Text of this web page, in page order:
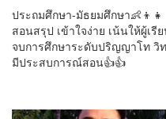
ประถมศึกษา-มัธยมศึกษา👶👦👧
สอนสรุป เข้าใจง่าย เน้นให้ผู้เ
จบการศึกษาระดับปริญญาโท วิ
มีประสบการณ์สอน👍👍